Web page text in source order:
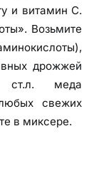
и витамин С.
Возьмите
дрожжей
ст.л. меда
свежих
в миксере.